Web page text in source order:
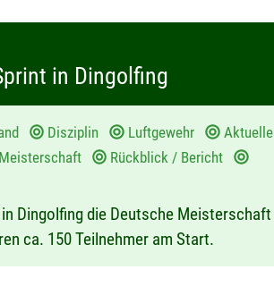
in Dingolfing
Disziplin Luftgewehr
Aktuelle
Rückblick / Bericht
Dingolfing die Deutsche Meisterschaft
ca. 150 Teilnehmer am Start.